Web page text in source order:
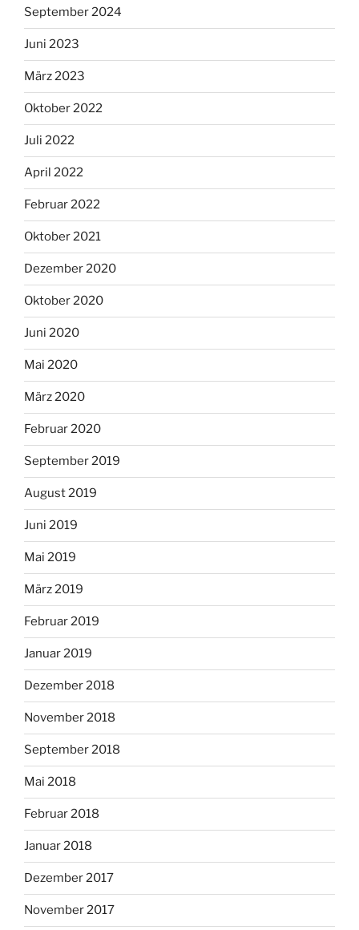
September 2024
Juni 2023
März 2023
Oktober 2022
Juli 2022
April 2022
Februar 2022
Oktober 2021
Dezember 2020
Oktober 2020
Juni 2020
Mai 2020
März 2020
Februar 2020
September 2019
August 2019
Juni 2019
Mai 2019
März 2019
Februar 2019
Januar 2019
Dezember 2018
November 2018
September 2018
Mai 2018
Februar 2018
Januar 2018
Dezember 2017
November 2017